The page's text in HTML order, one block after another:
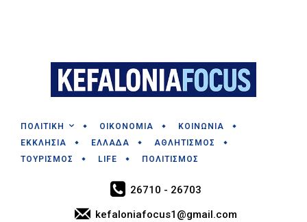
ΠΟΛΙΤΙΚΗ ΟΙΚΟΝΟΜΙΑ
ΚΟΙΝΩΝΙΑ
ΕΚΚΛΗΣΙΑ
ΕΛΛΑΔΑ
ΑΘΛΗΤΙΣΜΟΣ
ΤΟΥΡΙΣΜΟΣ
LIFE ΠΟΛΙΤΙΣΜΟΣ
26710 - 26703
kefaloniafocus1@gmail.com